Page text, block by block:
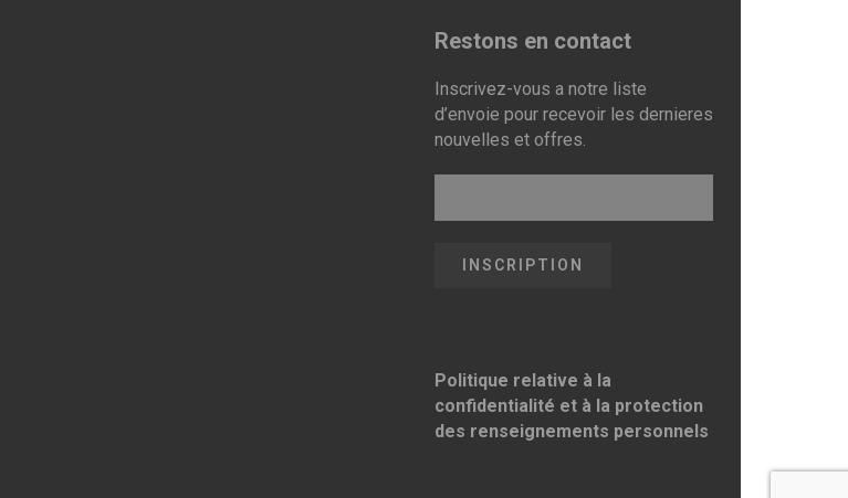
Restons en contact
Inscrivez-vous a notre liste
d’envoie pour recevoir les dernieres
nouvelles et offres.
Politique relative à la
confidentialité et à la protection
des renseignements personnels